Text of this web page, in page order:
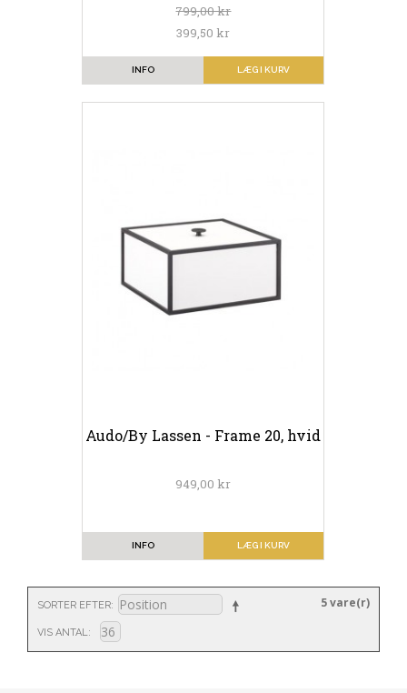
799,00 kr
399,50 kr
LÆG I KURV
INFO
Audo/By Lassen - Frame 20, hvid
949,00 kr
LÆG I KURV
INFO
SORTER EFTER
VIS ANTAL
5 vare(r)